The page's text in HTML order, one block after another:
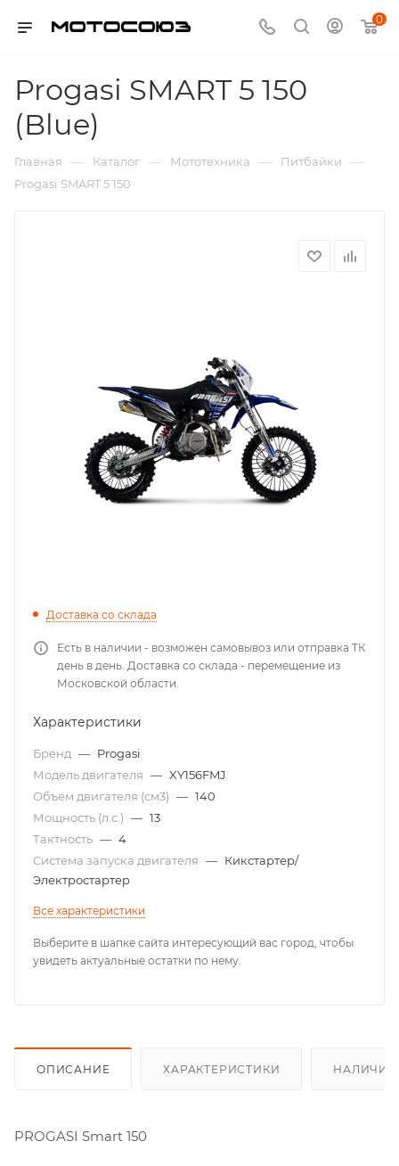
0
Progasi SMART 5 150
(Blue)
Главная — Каталог — Мототехника — Питбайки —
Progasi SMART 5 150
Доставка со склада
Есть в наличии - возможен самовывоз или отправка ТК
день в день. Доставка со склада - перемещение из
Московской области.
Характеристики
Бренд — Progasi
Модель двигателя — XY156FMJ
Объем двигателя (см3) — 140
Мощность (л.с.) — 13
Тактность — 4
Система запуска двигателя — Кикстартер/
Электростартер
Все характеристики
Выберите в шапке сайта интересующий вас город, чтобы
увидеть актуальные остатки по нему.
ОПИСАНИЕ ХАРАКТЕРИСТИКИ НАЛИЧИЕ
PROGASI Smart 150